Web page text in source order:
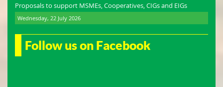
Proposals to support MSMEs, Cooperatives, CIGs and EIGs
Wednesday, 22 July 2026
Follow us on Facebook